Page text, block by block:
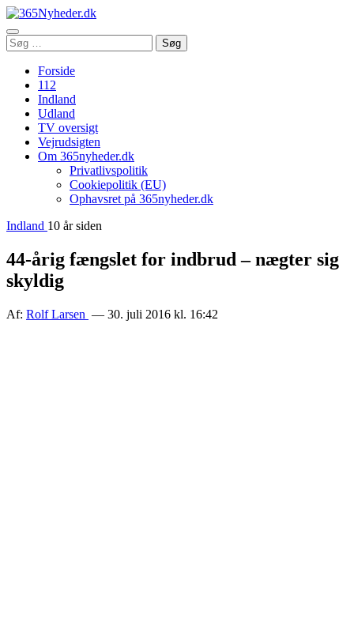
Åbn
menu
Søg
efter:
Søg
Forside
112
Indland
Udland
TV oversigt
Vejrudsigten
Om 365nyheder.dk
Privatlivspolitik
Cookiepolitik (EU)
Ophavsret på 365nyheder.dk
Indland 10 år siden
44-årig fængslet for indbrud – nægter sig
skyldig
Af: Rolf Larsen — 30. juli 2016 kl. 16:42